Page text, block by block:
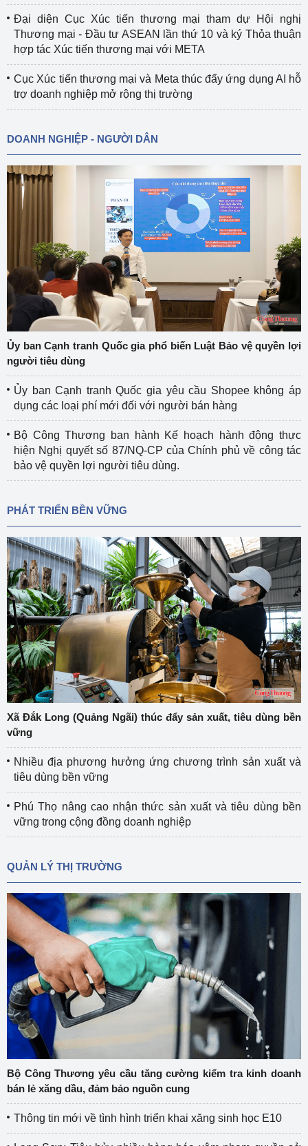
Đại diện Cục Xúc tiến thương mại tham dự Hội nghị
Thương mại - Đầu tư ASEAN lần thứ 10 và ký Thỏa thuận
hợp tác Xúc tiến thương mại với META
Cục Xúc tiến thương mại và Meta thúc đẩy ứng dụng AI hỗ
trợ doanh nghiệp mở rộng thị trường
DOANH NGHIỆP - NGƯỜI DÂN
Ủy ban Cạnh tranh Quốc gia phổ biến Luật Bảo vệ quyền lợi
người tiêu dùng
Ủy ban Cạnh tranh Quốc gia yêu cầu Shopee không áp
dụng các loại phí mới đối với người bán hàng
Bộ Công Thương ban hành Kế hoạch hành động thực
hiện Nghị quyết số 87/NQ-CP của Chính phủ về công tác
bảo vệ quyền lợi người tiêu dùng.
PHÁT TRIỂN BỀN VỮNG
Xã Đắk Long (Quảng Ngãi) thúc đẩy sản xuất, tiêu dùng bền
vững
Nhiều địa phương hưởng ứng chương trình sản xuất và
tiêu dùng bền vững
Phú Thọ nâng cao nhận thức sản xuất và tiêu dùng bền
vững trong cộng đồng doanh nghiệp
QUẢN LÝ THỊ TRƯỜNG
Bộ Công Thương yêu cầu tăng cường kiểm tra kinh doanh
bán lẻ xăng dầu, đảm bảo nguồn cung
Thông tin mới về tình hình triển khai xăng sinh học E10